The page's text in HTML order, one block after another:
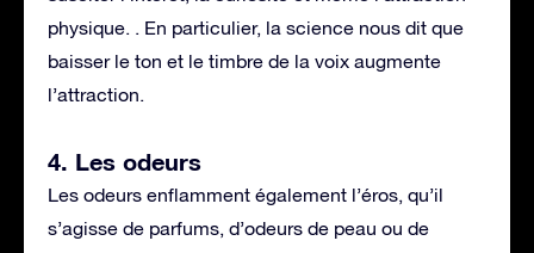
physique. . En particulier, la science nous dit que
baisser le ton et le timbre de la voix augmente
l’attraction.
4. Les odeurs
Les odeurs enflamment également l’éros, qu’il
s’agisse de parfums, d’odeurs de peau ou de